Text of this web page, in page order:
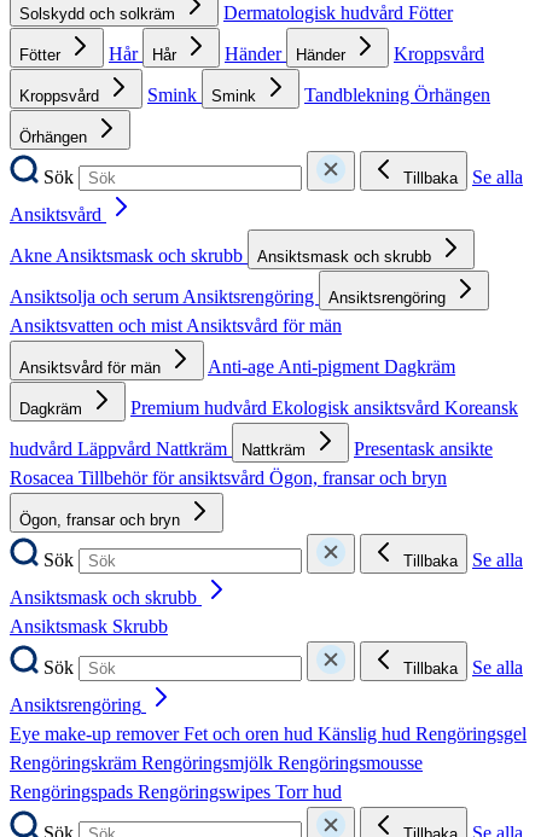
Solskydd och solkräm Dermatologisk hudvård Fötter
Fötter Hår Hår Händer Händer Kroppsvård
Kroppsvård Smink Smink Tandblekning Örhängen
Örhängen
Sök Tillbaka
Se alla
Ansiktsvård
AkneAnsiktsmask och skrubb Ansiktsmask och skrubb
Ansiktsolja och serumAnsiktsrengöring Ansiktsrengöring
Ansiktsvatten och mistAnsiktsvård för män
Ansiktsvård för män Anti-ageAnti-pigmentDagkräm
Dagkräm Premium hudvård Ekologisk ansiktsvård Koreansk
hudvård Läppvård Nattkräm Nattkräm
Presentask ansikte
Rosacea Tillbehör för ansiktsvård Ögon, fransar och bryn
Ögon, fransar och bryn
Sök Tillbaka
Se alla
Ansiktsmask och skrubb
Ansiktsmask Skrubb
Sök
Tillbaka
Se alla
Ansiktsrengöring
Eye make-up removerFet och oren hud Känslig hud Rengöringsgel
Rengöringskräm Rengöringsmjölk Rengöringsmousse
Rengöringspads Rengöringswipes Torr hud